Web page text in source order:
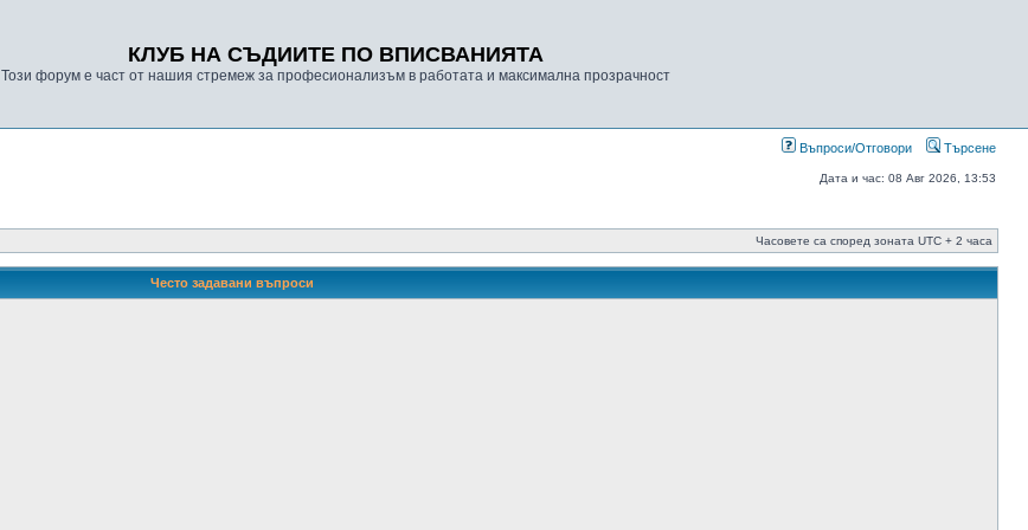
КЛУБ НА СЪДИИТЕ ПО ВПИСВАНИЯТА
Този форум е част от нашия стремеж за професионализъм в работата и максимална прозрачност
Въпроси/Отговори Търсене
Дата и час: 08 Авг 2026, 13:53
Часовете са според зоната UTC + 2 часа
Често задавани въпроси